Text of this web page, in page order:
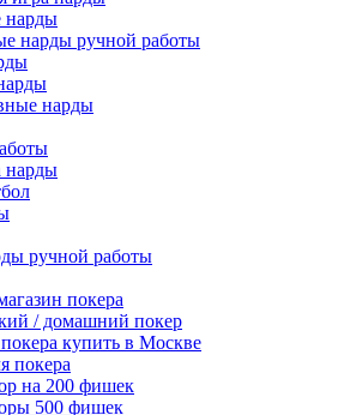
нарды
нарды ручной работы
нарды
нарды
ручной работы
покера
/ домашний покер
купить в Москве
покера
на 200 фишек
500 фишек